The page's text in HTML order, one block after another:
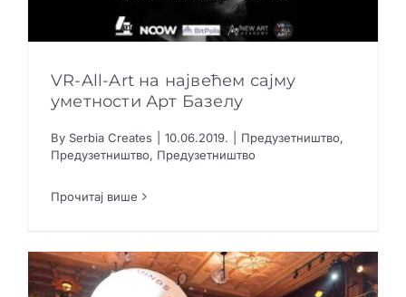
VR-All-Art на највећем сајму уметности Арт
Базелу
VR-All-Art на највећем сајму
уметности Арт Базелу
By Serbia Creates 10.06.2019. Предузетништво,
Предузетништво, Предузетништво
Прочитај више